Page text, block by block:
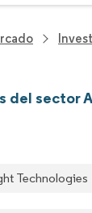
del sector
Technologies